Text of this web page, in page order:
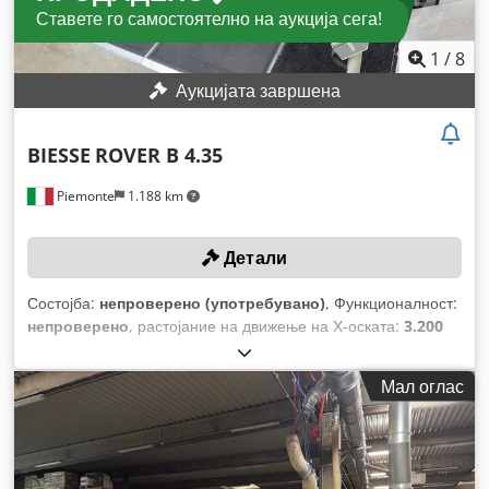
Ставете го самостоятелно на аукција сега!
1 /8
Аукцијата завршена
Piemonte 1.188 km
BIESSE ROVER B 4.35
Детали
Состојба: непроверено (употребувано), Функционалност:
непроверено, растојание на движење на Х-оската: 3.200
1.300 мм
брзо движење по X-оска:80 м/мин, брзо движење по Y-
оска:60 м/мин Мал оглас